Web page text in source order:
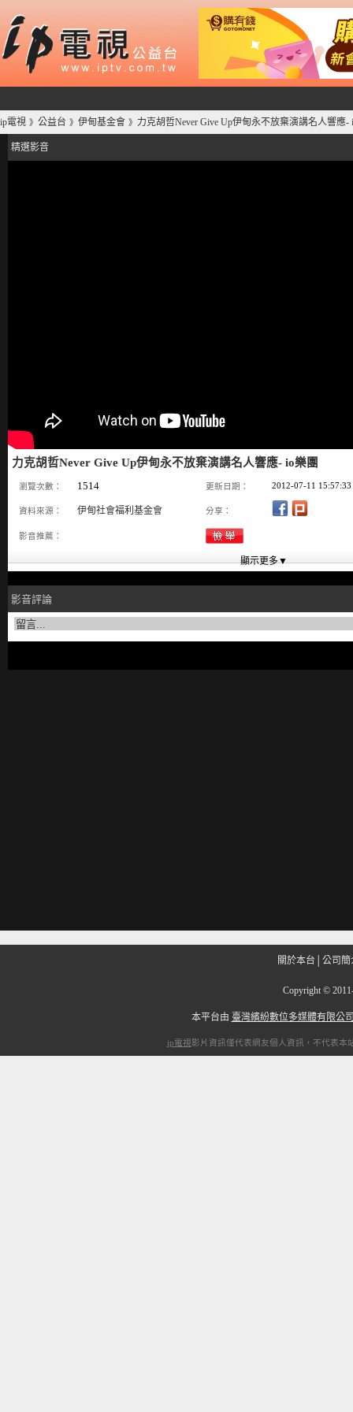
ip電視 》 公益台 》 伊甸基金會 》 力克胡哲Never Give Up伊甸永不放棄演講名人響應-
精選影音
力克胡哲Never Give Up伊甸永不放棄演講名人響應- io樂團
瀏覽次數： 1514 更新日期： 2012-07-11 15:57:33
資料來源： 伊甸社會福利基金會 分享：
影音推薦：
影音評論
關於本台 公司簡
Copyright ©
本平台由 臺灣繽紛數位多媒體有限公
ip電視影片資訊僅代表網友個人資訊，不代表本